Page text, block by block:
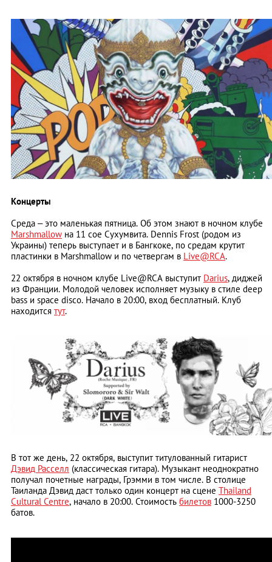
Концерты
Среда – это маленькая пятница. Об этом знают в ночном клубе
Marshmallow на 11 сое Сухумвита. Dennis Frost (родом из
Украины) теперь выступает и в Бангкоке, по средам крутит
пластинки в Marshmallow и по четвергам в Live@RCA.
22 октября в ночном клубе Live@RCA выступит Darius, диджей
из Франции. Молодой человек исполняет музыку в стиле deep
bass и space disco. Начало в 20:00, вход бесплатный. Клуб
находится тут.
В тот же день, 22 октября, выступит титулованный гитарист
Дэвид Расселл (классическая гитара). Музыкант неоднократно
получал почетные награды, Грэмми в том числе. В столице
Таиланда Дэвид даст только один концерт на сцене Thailand
Cultural Centre, начало в 20:00. Стоимость билетов 1000-3250
батов.